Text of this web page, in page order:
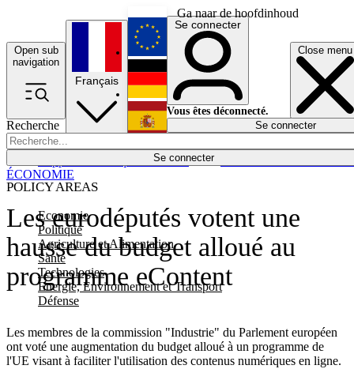
Ga naar de hoofdinhoud
Open sub
navigation
Close menu
Recherche
Se connecter
POLICY AREAS
Economie
Politique
Agriculture et Alimentation
Santé
Technologies
Energie, Environnement et Transport
Défense
Économie
Français
English
Deutsch
Español
Se connecter
Vous êtes déconnecté.
Se connecter
Les eurodéputés votent une
hausse du budget alloué au
programme eContent
Les membres de la commission "Industrie" du Parlement européen
ont voté une augmentation du budget alloué à un programme de
l'UE visant à faciliter l'utilisation des contenus numériques en ligne.
ÉCONOMIE